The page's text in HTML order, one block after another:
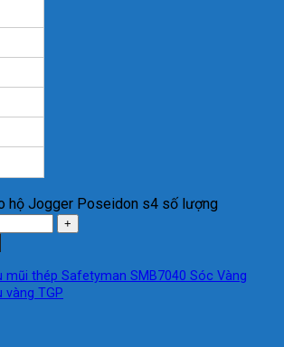
hộ Jogger Poseidon s4 số lượng